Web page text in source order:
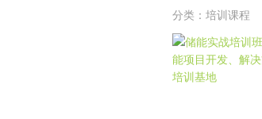
分类： 培训课程